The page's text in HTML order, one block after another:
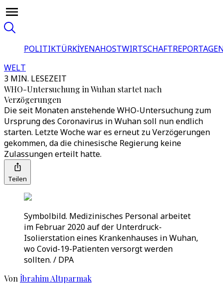
POLITIKTÜRKİYENAHOSTWIRTSCHAFT
WELT
3 MIN. LESEZEIT
WHO-Untersuchung in Wuhan startet nach
Verzögerungen
Die seit Monaten anstehende WHO-Untersuchung zum
Ursprung des Coronavirus in Wuhan soll nun endlich
starten. Letzte Woche war es erneut zu Verzögerungen
gekommen, da die chinesische Regierung keine
Zulassungen erteilt hatte.
Teilen
Symbolbild. Medizinisches Personal arbeitet
im Februar 2020 auf der Unterdruck-
Isolierstation eines Krankenhauses in Wuhan,
wo Covid-19-Patienten versorgt werden
sollten. / DPA
Von İbrahim Altıparmak